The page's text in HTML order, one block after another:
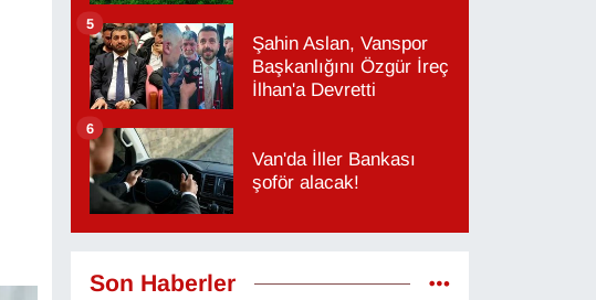
Şahin Aslan, Vanspor
Başkanlığını Özgür İreç
İlhan'a Devretti
5
Van'da İller Bankası
şoför alacak!
6
Son Haberler